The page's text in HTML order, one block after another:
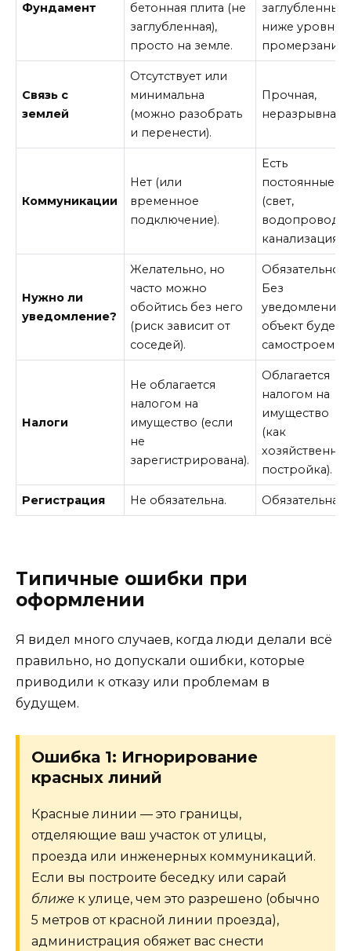
Фундамент
бетонная плита (не
заглубленная),
просто на земле.
заглубленный
ниже уровня
промерзания.
Связь с
землей
Отсутствует или
минимальна
(можно разобрать
и перенести).
Прочная,
неразрывная.
Коммуникации
Нет (или
временное
подключение).
Есть
постоянные
(свет,
водопровод,
канализация).
Нужно ли
уведомление?
Желательно, но
часто можно
обойтись без него
(риск зависит от
соседей).
Обязательно.
Без
уведомления
объект будет
самостроем.
Налоги
Не облагается
налогом на
имущество (если
не
зарегистрирована).
Облагается
налогом на
имущество
(как
хозяйственная
постройка).
Регистрация Не обязательна. Обязательна.
Типичные ошибки при
оформлении
Я видел много случаев, когда люди делали всё
правильно, но допускали ошибки, которые
приводили к отказу или проблемам в
будущем.
Ошибка 1: Игнорирование
красных линий
Красные линии — это границы,
отделяющие ваш участок от улицы,
проезда или инженерных коммуникаций.
Если вы построите беседку или сарай
ближе к улице, чем это разрешено (обычно
5 метров от красной линии проезда),
администрация обяжет вас снести